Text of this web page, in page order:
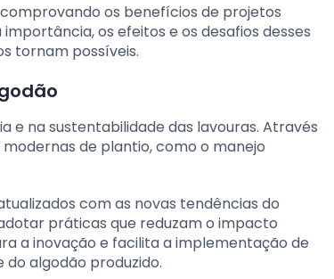
os benefícios de projetos
os efeitos e os desafios desses
tornam possíveis.
na sustentabilidade das lavouras. Através
de plantio, como o manejo
com as novas tendências do
práticas que reduzam o impacto
a inovação e facilita a implementação de
algodão produzido.